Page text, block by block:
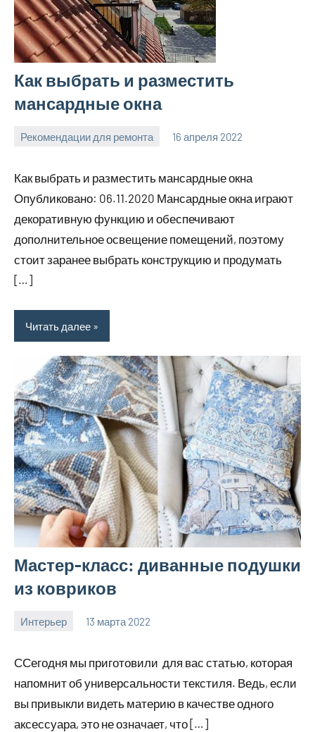
Как выбрать и разместить
мансардные окна
Рекомендации для ремонта 16 апреля 2022
molokovostro
Как выбрать и разместить мансардные окна
Опубликовано: 06.11.2020 Мансардные окна играют
декоративную функцию и обеспечивают
дополнительное освещение помещений, поэтому
стоит заранее выбрать конструкцию и продумать
[…]
Читать далее
Мастер-класс: диванные подушки
из ковриков
Интерьер 13 марта 2022
molokovostro
ССегодня мы приготовили для вас статью, которая
напомнит об универсальности текстиля. Ведь, если
вы привыкли видеть материю в качестве одного
аксессуара, это не означает, что […]